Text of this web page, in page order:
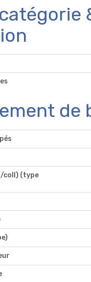
de
coll) (type